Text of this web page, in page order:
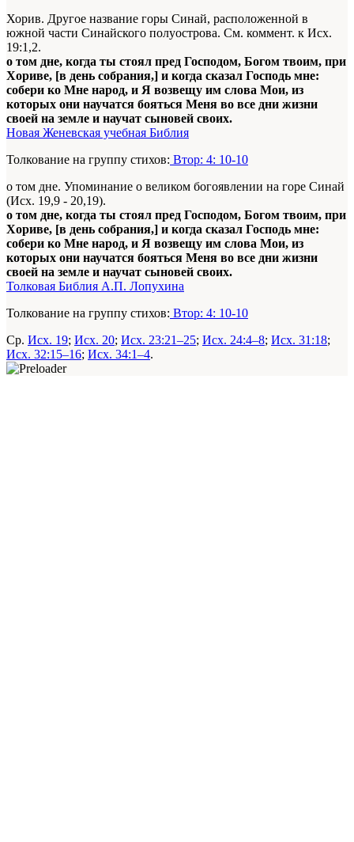
Хорив. Другое название горы Синай, расположенной в
южной части Синайского полуострова. См. коммент. к Исх.
19:1,2.
о том дне, когда ты стоял пред Господом, Богом твоим, при
Хориве, [в день собрания,] и когда сказал Господь мне:
собери ко Мне народ, и Я возвещу им слова Мои, из
которых они научатся бояться Меня во все дни жизни
своей на земле и научат сыновей своих.
Новая Женевская учебная Библия
Толкование на группу стихов: Втор: 4: 10-10
о том дне. Упоминание о великом богоявлении на горе Синай
(Исх. 19,9 - 20,19).
о том дне, когда ты стоял пред Господом, Богом твоим, при
Хориве, [в день собрания,] и когда сказал Господь мне:
собери ко Мне народ, и Я возвещу им слова Мои, из
которых они научатся бояться Меня во все дни жизни
своей на земле и научат сыновей своих.
Толковая Библия А.П. Лопухина
Толкование на группу стихов: Втор: 4: 10-10
Ср. Исх. 19; Исх. 20; Исх. 23:21–25; Исх. 24:4–8; Исх. 31:18;
Исх. 32:15–16; Исх. 34:1–4.